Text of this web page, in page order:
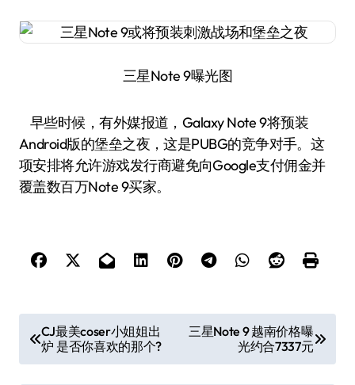
三星Note 9曝光图
早些时候，有外媒报道，Galaxy Note 9将预装
Android版的堡垒之夜，这是PUBG的竞争对手。这
项安排将允许游戏发行商避免向Google支付佣金并
覆盖数百万Note 9买家。
章
导
CJ最美coser小姐姐出
炉 是否你喜欢的那个?
三星Note 9 越南价格曝
光约合7337元